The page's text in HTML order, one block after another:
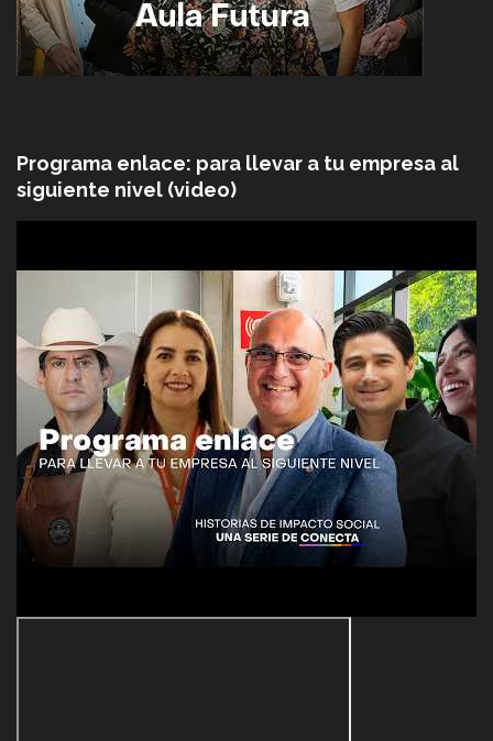
Programa enlace: para llevar a tu empresa al
siguiente nivel (video)